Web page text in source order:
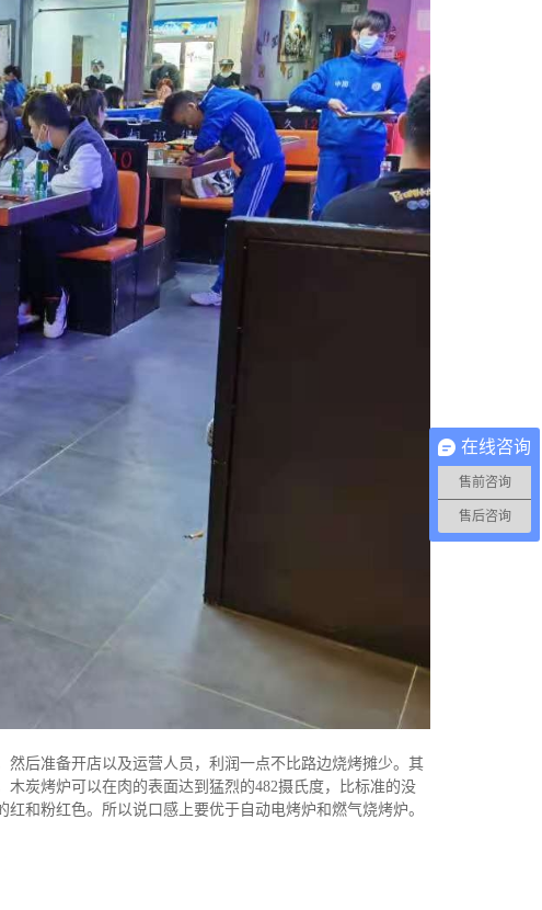
后准备开店以及运营人员，利润一点不比路边烧烤摊少。其
炭烤炉可以在肉的表面达到猛烈的482摄氏度，比标准的没
和粉红色。所以说口感上要优于自动电烤炉和燃气烧烤炉。
在线咨询
售前咨询
售后咨询